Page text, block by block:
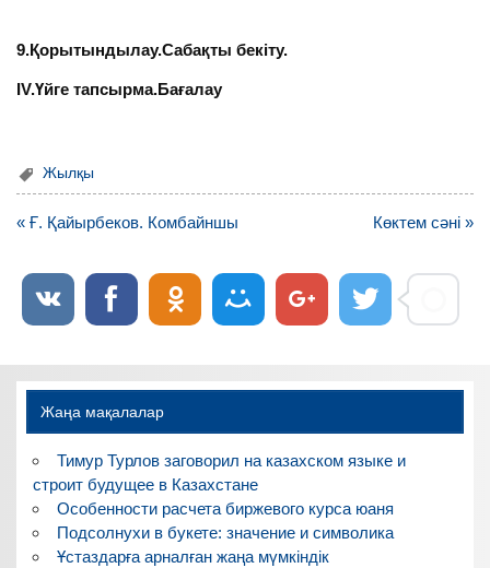
9.Қорытындылау.Сабақты бекіту.
IV.Үйге тапсырма.Бағалау
Жылқы
Навигация
записям
« Ғ. Қайырбеков. Комбайншы Көктем сәні »
Жаңа мақалалар
Тимур Турлов заговорил на казахском языке и
строит будущее в Казахстане
Особенности расчета биржевого курса юаня
Подсолнухи в букете: значение и символика
Ұстаздарға арналған жаңа мүмкіндік